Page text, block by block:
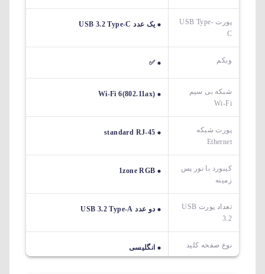
پورت USB Type-
C
یک عدد USB 3.2 Type-C
وبکم ✅
شبکه بی سیم
Wi-Fi
Wi-Fi 6(802.11ax)
پورت شبکه
Ethernet
standard RJ-45
کیبورد با نور پس
زمینه
1zone RGB
تعداد پورت USB
3.2
دو عدد USB 3.2 Type-A
نوع صفحه کلید انگلیسی